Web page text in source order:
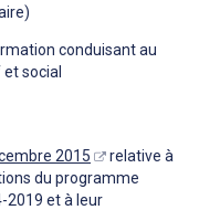
conduisant au
social
2015
relative à
du programme
2019 et à leur